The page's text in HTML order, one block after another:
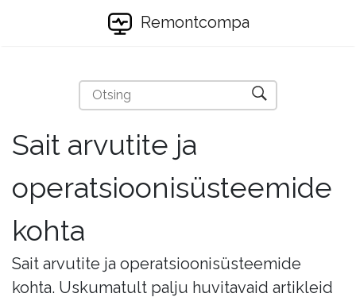
Remontcompa
Sait arvutite ja
operatsioonisüsteemide
kohta
Sait arvutite ja operatsioonisüsteemide
kohta. Uskumatult palju huvitavaid artikleid